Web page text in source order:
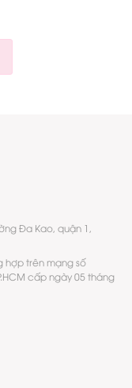
Đa Kao, quận 1,
hợp trên mạng số
cấp ngày 05 tháng